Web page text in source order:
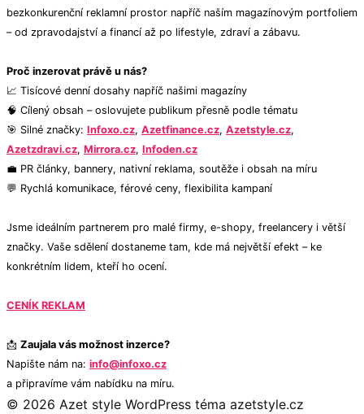
bezkonkurenční reklamní prostor napříč naším magazínovým portfoliem
– od zpravodajství a financí až po lifestyle, zdraví a zábavu.
Proč inzerovat právě u nás?
📈 Tisícové denní dosahy napříč našimi magazíny
🧠 Cílený obsah – oslovujete publikum přesně podle tématu
🎯 Silné značky: Infoxo.cz, Azetfinance.cz, Azetstyle.cz,
Azetzdravi.cz, Mirrora.cz, Infoden.cz
💼 PR články, bannery, nativní reklama, soutěže i obsah na míru
💬 Rychlá komunikace, férové ceny, flexibilita kampaní
Jsme ideálním partnerem pro malé firmy, e-shopy, freelancery i větší
značky. Vaše sdělení dostaneme tam, kde má největší efekt – ke
konkrétním lidem, kteří ho ocení.
CENÍK REKLAM
📩 Zaujala vás možnost inzerce?
Napište nám na: info@infoxo.cz
a připravíme vám nabídku na míru.
© 2026 Azet style WordPress téma azetstyle.cz